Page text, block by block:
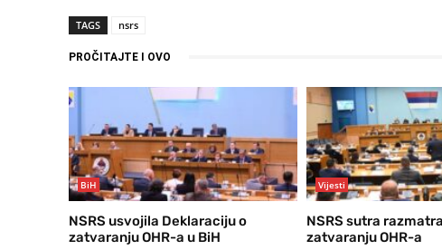
TAGS nsrs
PROČITAJTE I OVO
BiH
NSRS usvojila Deklaraciju o
zatvaranju OHR-a u BiH
Vijesti
NSRS sutra
zatvaranju OHR-a